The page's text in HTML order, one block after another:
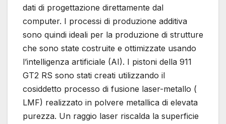
dati di progettazione direttamente dal
computer. I processi di produzione additiva
sono quindi ideali per la produzione di strutture
che sono state costruite e ottimizzate usando
l’intelligenza artificiale (AI). I pistoni della 911
GT2 RS sono stati creati utilizzando il
cosiddetto processo di fusione laser-metallo (
LMF) realizzato in polvere metallica di elevata
purezza. Un raggio laser riscalda la superficie